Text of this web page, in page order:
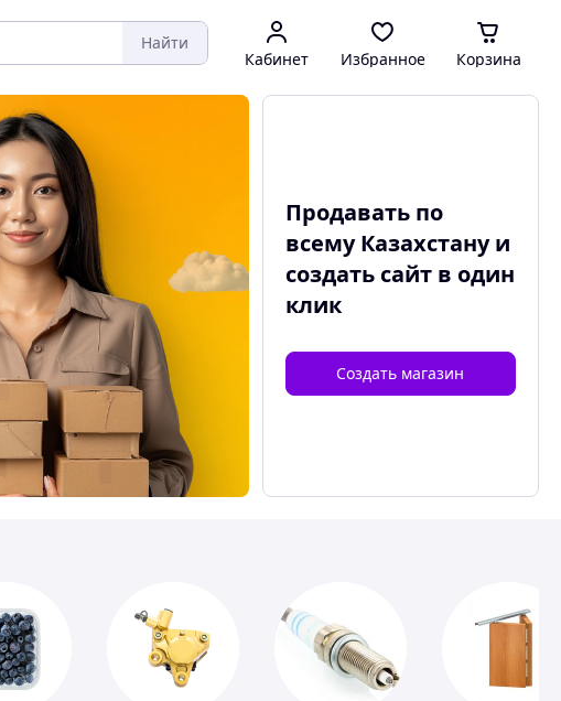
Найти
Кабинет Избранное Корзина
Продавать по
всему Казахстану и
создать сайтв один
клик
Создать магазин